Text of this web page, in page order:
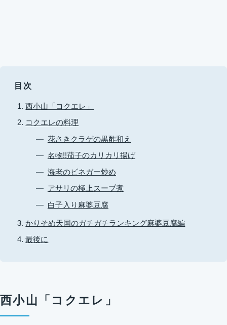
目次
西小山「コクエレ」
コクエレの料理
花さきクラゲの黒酢和え
名物!!茄子のカリカリ揚げ
海老のビネガー炒め
アサリの極上スープ煮
白子入り麻婆豆腐
かりそめ天国のガチガチランキング麻婆豆腐編
最後に
西小山「コクエレ」